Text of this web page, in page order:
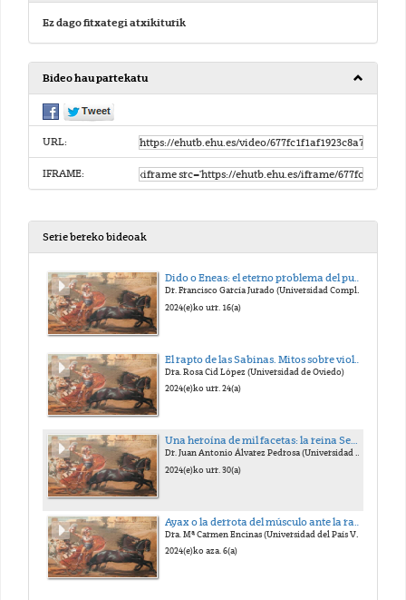
Ez dago fitxategi atxikiturik
Bideo hau partekatu
URL:
IFRAME:
Serie bereko bideoak
Dido o Eneas: el eterno problema del punto de vista
Dr. Francisco García Jurado (Universidad Complutense)
2024(e)ko urr. 16(a)
Dra. Rosa Cid López (Universidad de Oviedo)
2024(e)ko urr. 24(a)
Una heroína de mil facetas: la reina Semíramis
Dr. Juan Antonio Álvarez Pedrosa (Universidad Complutense)
2024(e)ko urr. 30(a)
Dra. Mª Carmen Encinas (Universidad del País Vasco)
2024(e)ko aza. 6(a)